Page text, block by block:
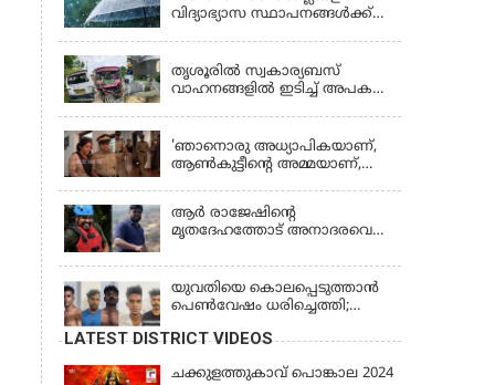
വിദ്യാഭ്യാസ സ്ഥാപനങ്ങൾക്ക്
തൃശൂരിൽ സ്വകാര്യബസ്
വാഹനങ്ങളില്‍ ഇടിച്ച് അപകടം:
'ഞാനൊരു അധ്യാപികയാണ്,
ആണ്‍കുട്ടീന്റെ അമ്മയാണ്‌,
കസ്റ്റഡിയിൽ വിട്ട് കോടതി,
ജാമ്യാപേക്ഷ തള്ളി
ആര്‍ രാജേഷിന്റെ
മൃതദേഹത്തോട് അനാദരവെന്ന്
ക്രമീകരണത്തില്‍ ഗുരുതര
വീഴ്ച; മൃതദേഹം ചാവക്കാട്
വരെ എത്തിച്ചത് ഫ്രീസര്‍
സംവിധാനം ഇല്ലാതെയെന്നും
ആരോപണം
യുവതിയെ കൊലപ്പെടുത്താൻ
പെൺവേഷം ധരിച്ചെത്തി;
LATEST DISTRICT VIDEOS
ചക്കുളത്തുകാവ് പൊങ്കാല 2024